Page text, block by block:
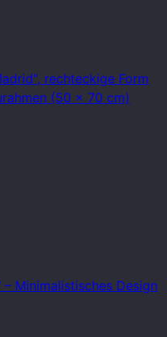
rechteckige Form
(50 x 70 cm)
Minimalistisches Design